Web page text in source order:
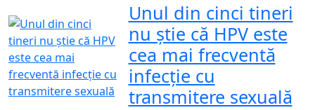
Unul din cinci tineri
nu știe că HPV este
cea mai frecventă
infecție cu
transmitere sexuală